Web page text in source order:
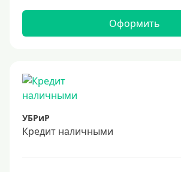
Оформить
УБРиР
Кредит наличными